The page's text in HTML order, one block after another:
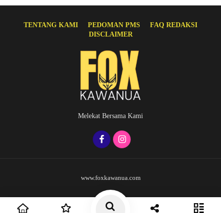
TENTANG KAMI PEDOMAN PMS
FAQ REDAKSI
DISCLAIMER
Melekat Bersama Kami
www.foxkawanua.com